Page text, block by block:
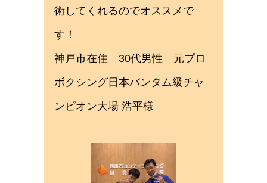
術してくれるのでオススメで
す！
神戸市在住 30代男性 元プロ
ボクシング日本バンタム級チャ
ンピオン大場 浩平様